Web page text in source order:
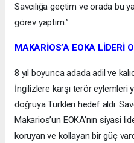
Savcılığa geçtim ve orada bu
görev yaptım.”
MAKARİOS’A EOKA LİDERİ
8 yıl boyunca adada adil ve
İngilizlere karşı terör eylemleri
doğruya Türkleri hedef aldı.
Makarios’un EOKA’nın siyasi
koruyan ve kollayan bir güç